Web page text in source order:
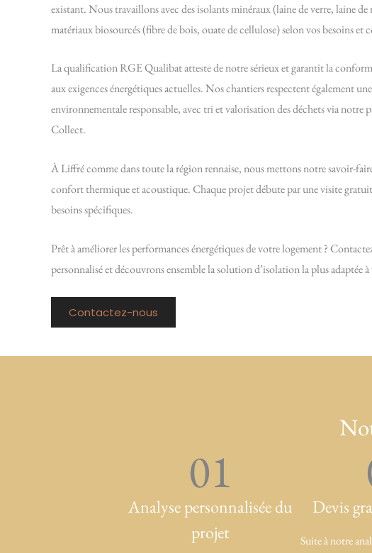
existant. Nous travaillons avec des isolants minéraux (laine de verre, laine de
matériaux biosourcés (fibre de bois, ouate de cellulose) selon vos besoins et
La qualification RGE Qualibat atteste de notre sérieux et garantit la
aux exigences énergétiques actuelles. Nos chantiers respectent également
environnementale responsable, avec tri et valorisation des déchets via notre
Collect.
À Liffré comme dans toute la région rennaise, nous mettons notre savoir-
confort thermique et acoustique. Chaque projet débute par une visite
besoins spécifiques.
Prêt à améliorer les performances énergétiques de votre logement ?
personnalisé et découvrons ensemble la solution d’isolation la plus adaptée
Contactez-nous
01
Analyse personnalisée du
projet
Devis
Suite à notre